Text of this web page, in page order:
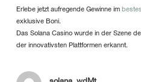
Erlebe jetzt aufregende Gewinne im
exklusive Boni.
Das Solana Casino wurde in der Szene
der innovativsten Plattformen erkannt.